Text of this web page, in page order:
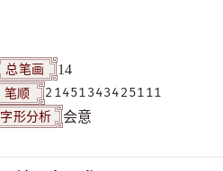
总笔画 14
笔顺 21451343425111
字形分析 会意